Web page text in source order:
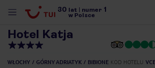
30 lat numer 1
w Polsce
Hotel Katja
WŁOCHY GÓRNY ADRIATYK BIBIONE KOD HOTELU